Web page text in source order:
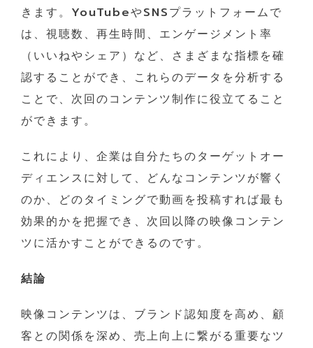
きます。YouTubeやSNSプラットフォームで
は、視聴数、再生時間、エンゲージメント率
（いいねやシェア）など、さまざまな指標を確
認することができ、これらのデータを分析する
ことで、次回のコンテンツ制作に役立てること
ができます。
これにより、企業は自分たちのターゲットオー
ディエンスに対して、どんなコンテンツが響く
のか、どのタイミングで動画を投稿すれば最も
効果的かを把握でき、次回以降の映像コンテン
ツに活かすことができるのです。
結論
映像コンテンツは、ブランド認知度を高め、顧
客との関係を深め、売上向上に繋がる重要なツ